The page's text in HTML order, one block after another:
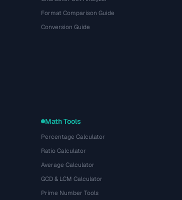
Format Comparison Guide
Conversion Guide
Math Tools
Percentage Calculator
Ratio Calculator
Average Calculator
GCD & LCM Calculator
Prime Number Tools